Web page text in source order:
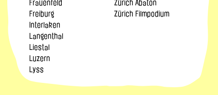
Frauenfeld
Freiburg
Interlaken
Langenthal
Liestal
Luzern
Lyss
Zürich Abaton
Zürich Filmpodium